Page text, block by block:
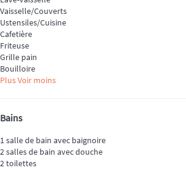
Vaisselle/Couverts
Ustensiles/Cuisine
Cafetière
Friteuse
Grille pain
Bouilloire
PlusVoir moins
Bains
1 salle de bain avec baignoire
2 salles de bain avec douche
2 toilettes